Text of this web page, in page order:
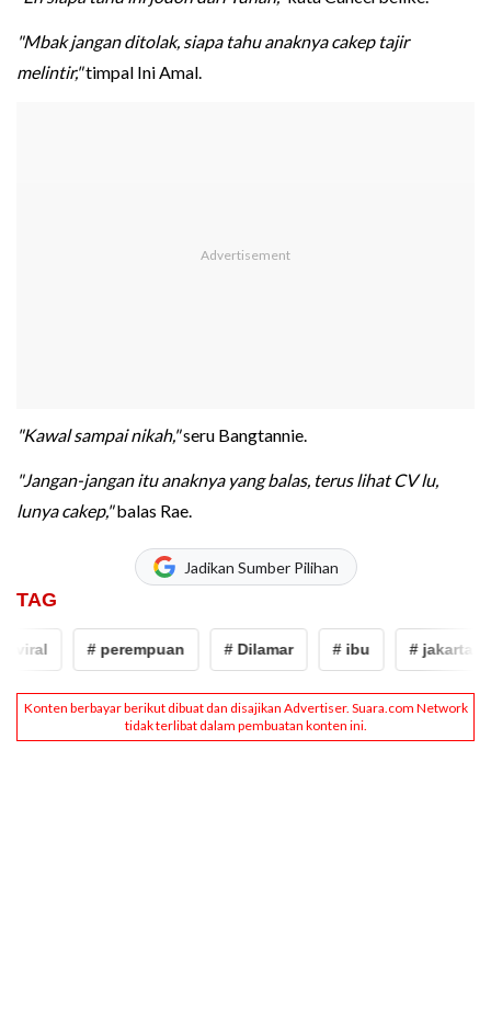
"Mbak jangan ditolak, siapa tahu anaknya cakep tajir
melintir,"timpal Ini Amal.
"Kawal sampai nikah,"seru Bangtannie.
"Jangan-jangan itu anaknya yang balas, terus lihat CV lu,
lunya cakep,"balas Rae.
Jadikan Sumber Pilihan
TAG
# perempuan # Dilamar # ibu # jakarta